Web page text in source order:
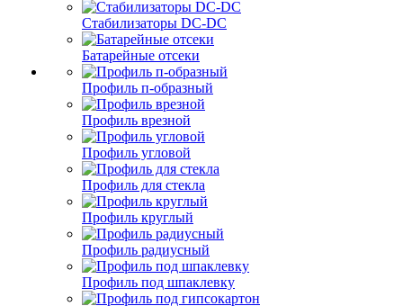
Стабилизаторы DC-DC
Батарейные отсеки
Профиль п-образный
Профиль врезной
Профиль угловой
Профиль для стекла
Профиль круглый
Профиль радиусный
Профиль под шпаклевку